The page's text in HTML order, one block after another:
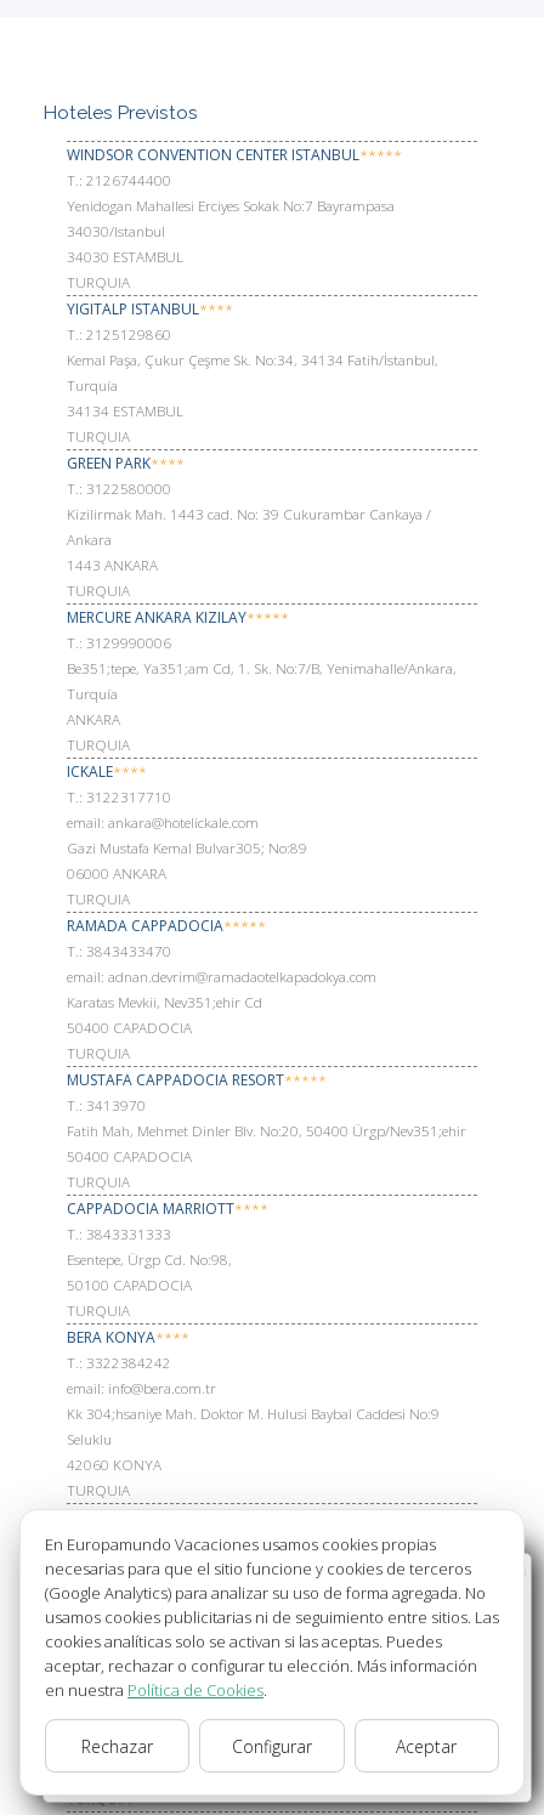
Hoteles Previstos
WINDSOR CONVENTION CENTER ISTANBUL*****
Т.: 2126744400
Yenidogan Mahallesi Erciyes Sokak No:7 Bayrampasa
34030/Istanbul
34030 ESTAMBUL
TURQUIA
YIGITALP ISTANBUL****
Т.: 2125129860
Kemal Paşa, Çukur Çeşme Sk. No:34, 34134 Fatih/İstanbul,
Turquía
34134 ESTAMBUL
TURQUIA
GREEN PARK****
Т.: 3122580000
Kizilirmak Mah. 1443 cad. No: 39 Cukurambar Cankaya /
Ankara
1443 ANKARA
TURQUIA
MERCURE ANKARA KIZILAY*****
Т.: 3129990006
Be351;tepe, Ya351;am Cd, 1. Sk. No:7/B, Yenimahalle/Ankara,
Turquía
ANKARA
TURQUIA
ICKALE****
Т.: 3122317710
email: ankara@hotelickale.com
Gazi Mustafa Kemal Bulvar305; No:89
06000 ANKARA
TURQUIA
RAMADA CAPPADOCIA*****
Т.: 3843433470
email: adnan.devrim@ramadaotelkapadokya.com
Karatas Mevkii, Nev351;ehir Cd
50400 CAPADOCIA
TURQUIA
MUSTAFA CAPPADOCIA RESORT*****
Т.: 3413970
Fatih Mah, Mehmet Dinler Blv. No:20, 50400 Ürgp/Nev351;ehir
50400 CAPADOCIA
TURQUIA
CAPPADOCIA MARRIOTT****
Т.: 3843331333
Esentepe, Ürgp Cd. No:98,
50100 CAPADOCIA
TURQUIA
BERA KONYA****
Т.: 3322384242
email: info@bera.com.tr
Kk 304;hsaniye Mah. Doktor M. Hulusi Baybal Caddesi No:9
Seluklu
42060 KONYA
TURQUIA
HOTEL PAM THERMAL
Т.: 2582714140
email: irem@cosmopolitan.com.tr
Karahayit, Pamukkale, 00258 Pamukkale
00258 PAMUKKALE
TURQUIA
HIERAPARK THERMAL SPA HOTEL*****
Т.: 5324618006
Karahay305;t Mahallesi 127 K305;z305;lseki Sok No:15, 20190
Pamukkale/Denizli, Turquía
20190 PAMUKKALE
TURQUIA
Bienvenido a Europamundo Vacaciones, está usted
en el sitio internacional de:
Wellcome to Europamundo Vacations, your in the
international site of:
España
cambiar/change
En Europamundo Vacaciones usamos cookies propias
necesarias para que el sitio funcione y cookies de terceros
(Google Analytics) para analizar su uso de forma agregada. No
usamos cookies publicitarias ni de seguimiento entre sitios. Las
cookies analíticas solo se activan si las aceptas. Puedes
aceptar, rechazar o configurar tu elección. Más información
en nuestra Política de Cookies.
Rechazar Configurar Aceptar